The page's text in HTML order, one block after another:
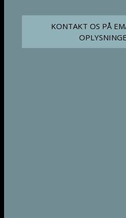
KONTAKT OS PÅ